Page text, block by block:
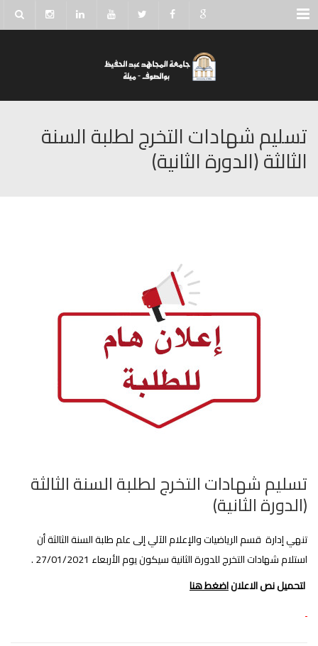
Menu
تسليم شهادات التخرج لطلبة السنة
الثالثة (الدورة الثانية)
تسليم شهادات التخرج لطلبة السنة الثالثة
(الدورة الثانية)
تنهي إدارة قسم الرياضيات والإعلام الآلي إلى علم طلبة السنة الثالثة أن
استلام شهادات التخرج للدورة الثانية سيكون يوم الأربعاء 27/01/2021 .
لتحميل نص الاعلاناضغط هنا